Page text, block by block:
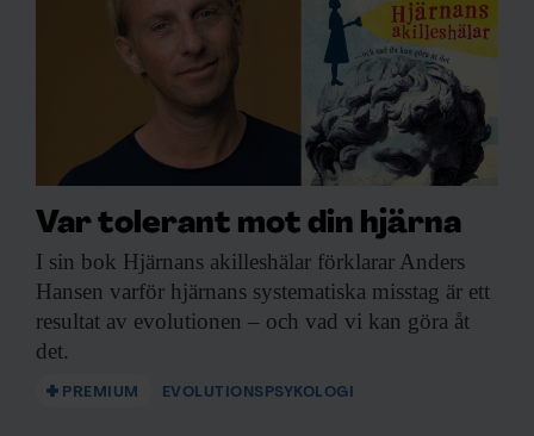
Var tolerant mot din hjärna
I sin bok Hjärnans akilleshälar förklarar Anders
Hansen varför hjärnans systematiska misstag är ett
resultat av evolutionen – och vad vi kan göra åt
det.
PREMIUM EVOLUTIONSPSYKOLOGI